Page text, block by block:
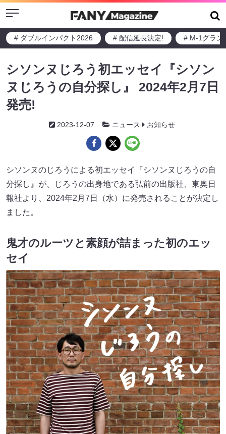
Menu
# ダブルインパクト2026 # 配信延長決定! # M-1グラン
シソンヌじろう初エッセイ『シソン
ヌじろうの自分探し』 2024年2月7日
発売!
2023-12-07 ニュース お知らせ
シソンヌのじろうによる初エッセイ『シソンヌじろうの自
分探し』が、じろうの出身地である弘前の出版社、東奥日
報社より、2024年2月7日（水）に発売されることが決定し
ました。
鬼才のルーツと素顔が詰まった初のエッ
セイ